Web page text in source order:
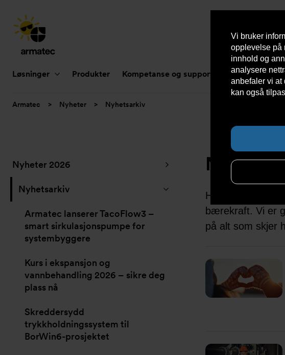
Vi bruker
opplevelse på
innhold og
analysere
anbefaler vi at
kan også
Løsninger Produkter Kompetanse og support Nyheter Om
Du
Armatec > Nyheter > Nyhetsarkiv
for
Nyheter 2026
Nyhetsarkiv
Armatec lanserer TacoFlow3 –
smart sirkulasjonspumpe for
systembyggere
Kurs i ekspansjon og
vannbehandling 2026 – sikre deg
plass nå
Skreddersydd
trykkholdningssystem til
BorWin6-prosjektet
Nyheter
Her vil du finne
bærekraft. Vi er
på alt som skjer